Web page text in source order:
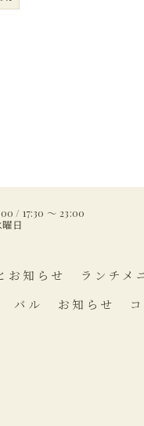
/ 17:30 ～ 23:00
日
お知らせ ランチメ
バル お知らせ